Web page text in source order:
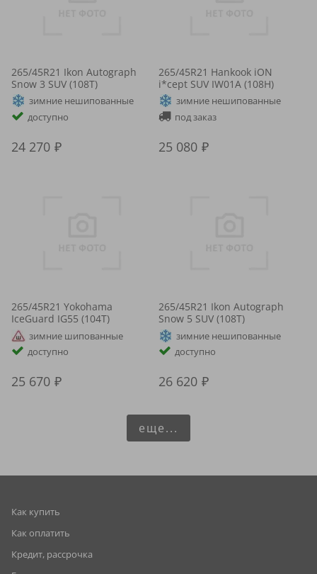
265/45R21 Ikon Autograph
Snow 3 SUV (108T)
зимние нешипованные
доступно
24 270
265/45R21 Hankook iON
i*cept SUV IW01A (108H)
зимние нешипованные
под заказ
25 080
265/45R21 Yokohama
IceGuard IG55 (104T)
зимние шипованные
доступно
25 670
265/45R21 Ikon Autograph
Snow 5 SUV (108T)
зимние нешипованные
доступно
26 620
еще...
Как купить
Как оплатить
Кредит, рассрочка